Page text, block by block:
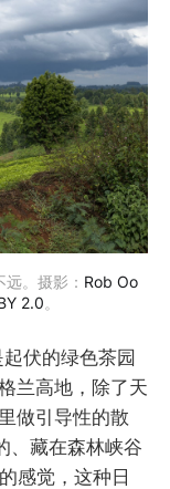
。摄影： Rob Oo
2.0。
伏的绿色茶园
兰高地，除了天
做引导性的散
藏在森林峡谷
感觉，这种日